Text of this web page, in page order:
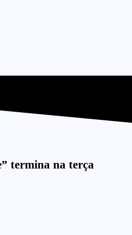
termina na terça